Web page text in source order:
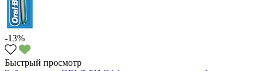
-13%
Быстрый просмотр